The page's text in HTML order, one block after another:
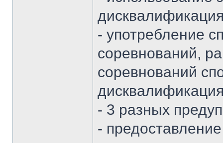
- употребление
соревнований,
соревнований
- 3 разных
-